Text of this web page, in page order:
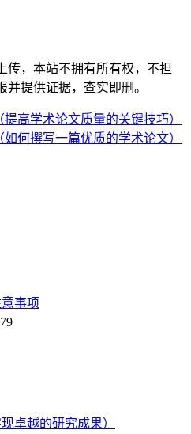
传，本站不拥有所有权，不担
提供证据，查实即删。
高学术论文质量的关键技巧）
何撰写一篇优质的学术论文）
事项
卓越的研究成果）